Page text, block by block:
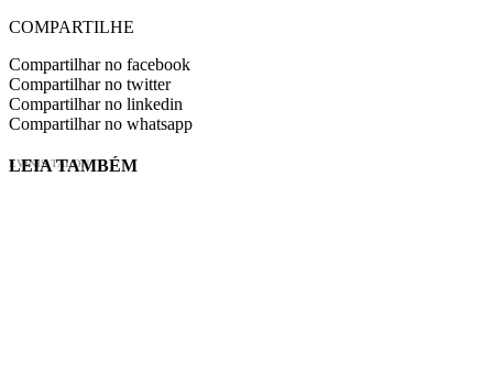
COMPARTILHE
Compartilhar no facebook
Compartilhar no twitter
Compartilhar no linkedin
Compartilhar no whatsapp
EVINIS TALON
LEIA TAMBÉM